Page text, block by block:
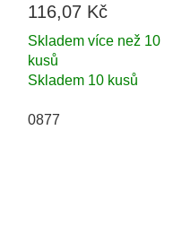
116,07 Kč
Skladem více než 10
kusů
Skladem 10 kusů
0877